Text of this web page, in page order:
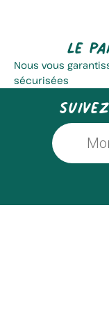
Le
Nous vous
sécurisées